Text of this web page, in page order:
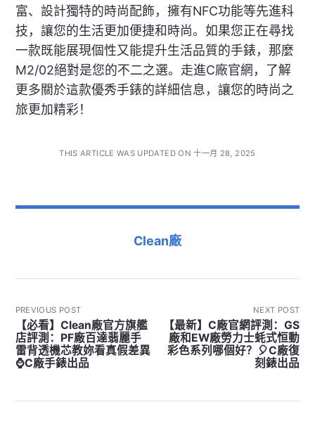
富、設計獨特的時尚配飾，擁有NFC功能等先進科
技，讓您的生活更加便捷和時尚。如果您正在尋找
一款既能展現個性又能提升生活品質的手錶，那麼
M2/02絕對是您的不二之選。走進C廠官網，了解
更多關於這款優秀手錶的詳細信息，讓您的時尚之
旅更加精彩！
THIS ARTICLE WAS UPDATED ON 十一月 28, 2025
Clean廠
PREVIOUS POST
【必看】Clean廠官方旗艦
店評測：PF廠百達翡麗手
雷背透機芯教妳看真假差異
⌚C廠手錶出品
NEXT POST
【最新】C廠官網評測：GS
廠和EW廠勞力士蚝式恒動
彩色系列哪個好？🎈C廠復
刻錶出品